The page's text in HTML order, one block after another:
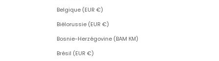
Belgique (EUR €)
Biélorussie (EUR €)
Bosnie-Herzégovine (BAM КМ)
Brésil (EUR €)